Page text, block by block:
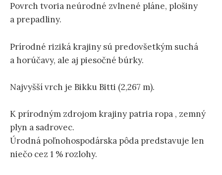
Povrch tvoria neúrodné zvlnené pláne, plošiny
a prepadliny.
Prírodné riziká krajiny sú predovšetkým suchá
a horúčavy, ale aj piesočné búrky.
Najvyšší vrch je Bikku Bitti (2,267 m).
K prírodným zdrojom krajiny patria ropa , zemný
plyn a sadrovec.
Úrodná poľnohospodárska pôda predstavuje len
niečo cez 1 % rozlohy.